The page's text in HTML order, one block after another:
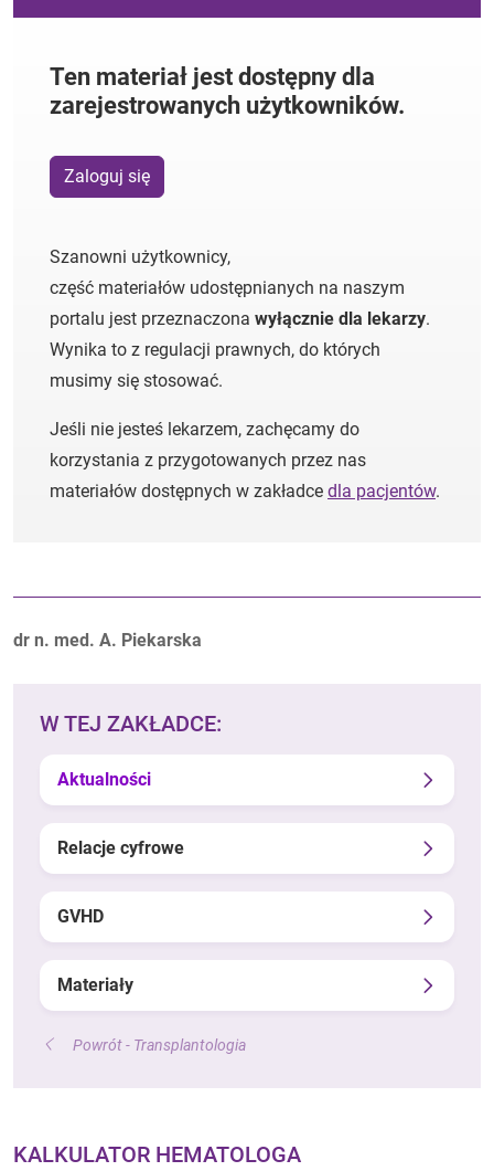
Ten materiał jest dostępny dla
zarejestrowanych użytkowników.
Zaloguj się
Szanowni użytkownicy,
część materiałów udostępnianych na naszym
portalu jest przeznaczona wyłącznie dla lekarzy.
Wynika to z regulacji prawnych, do których
musimy się stosować.
Jeśli nie jesteś lekarzem, zachęcamy do
korzystania z przygotowanych przez nas
materiałów dostępnych w zakładce dla pacjentów.
Autorzy:
dr n. med. A. Piekarska
W TEJ ZAKŁADCE:
Aktualności
Relacje cyfrowe
GVHD
Materiały
Powrót - Transplantologia
KALKULATOR HEMATOLOGA